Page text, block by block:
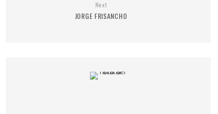
Next
JORGE FRISANCHO